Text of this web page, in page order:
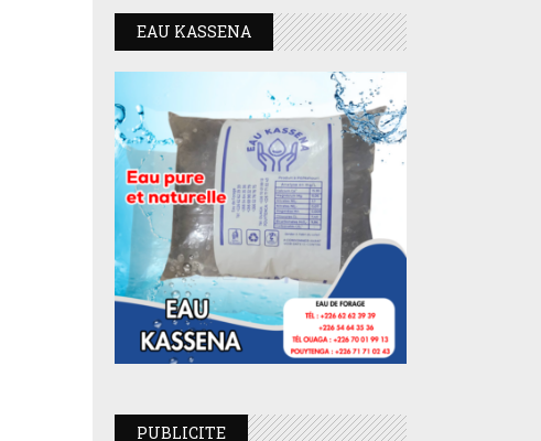
EAU KASSENA
PUBLICITE